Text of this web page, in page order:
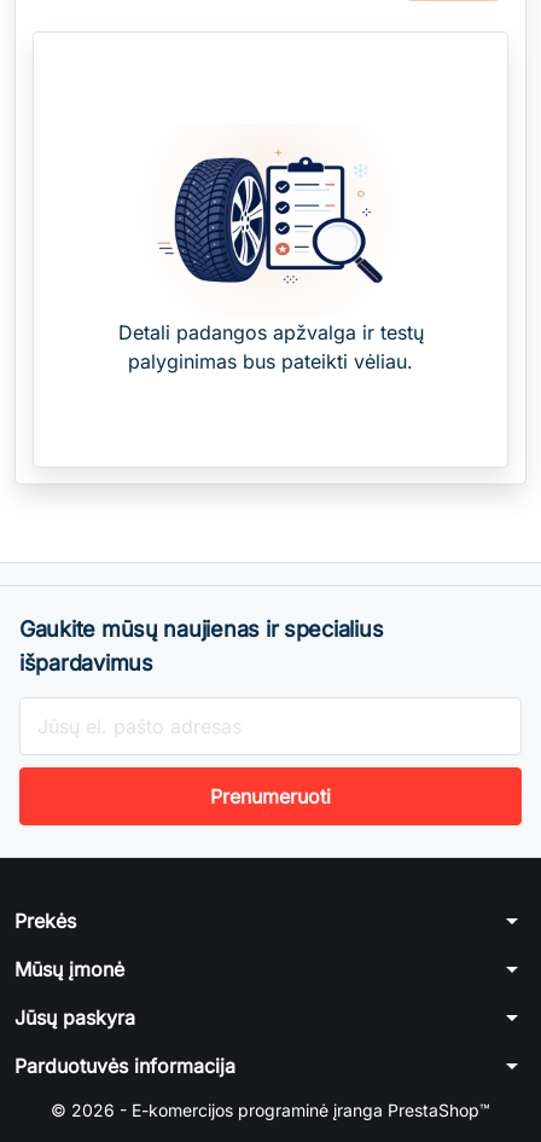
Detali padangos apžvalga ir testų
palyginimas bus pateikti vėliau.
Gaukite mūsų naujienas ir specialius
išpardavimus
Prekės arrow_drop_down
Mūsų įmonė arrow_drop_down
Jūsų paskyra arrow_drop_down
Parduotuvės informacija arrow_drop_down
© 2026 - E-komercijos programinė įranga PrestaShop™